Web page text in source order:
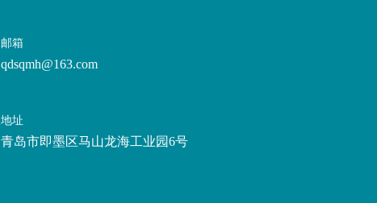
邮箱
qdsqmh@163.com
地址
青岛市即墨区马山龙海工业园6号